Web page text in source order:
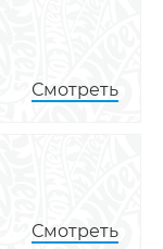
Смотреть
Смотреть